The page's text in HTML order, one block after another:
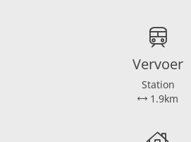
Vervoer
Station
1.9km